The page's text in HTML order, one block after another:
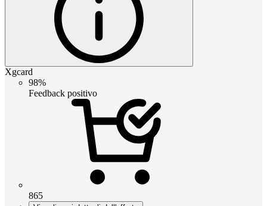
Xgcard
98%
Feedback positivo
865